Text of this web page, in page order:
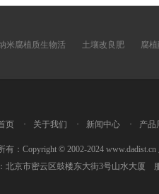
米腐植质生物活 土壤改良肥 腐
页 · 关于我们 · 新闻中心 · 产品
有：Copyright © 2002-2024
北京市密云区鼓楼东大街3号山水大厦